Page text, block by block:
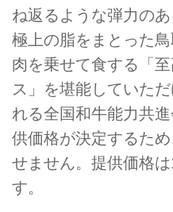
ね返るような弾力の
極上の脂をまとった
肉を乗せて食する「
ス」を堪能していた
れる全国和牛能力共
供価格が決定するた
せません。提供価格
す。